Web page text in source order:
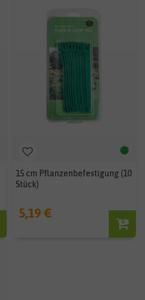
15 cm Pflanzenbefestigung (10
Stück)
5,19 €